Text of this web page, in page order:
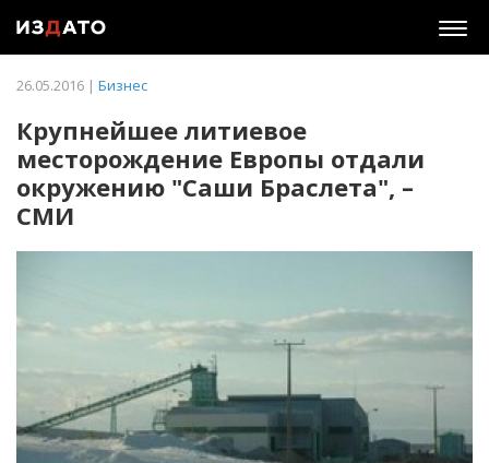
26.05.2016 | Бизнес
Крупнейшее литиевое
месторождение Европы отдали
окружению "Саши Браслета", –
СМИ